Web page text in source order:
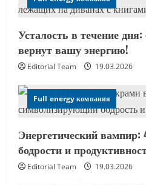
Усталость в течение
вернут вашу энергию!
Editorial Team 19.03.2026
Full energy компания
Энергетический вампир:
бодрости и
Editorial Team 19.03.2026